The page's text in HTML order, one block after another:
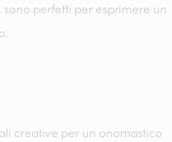
perfetti per esprimere un
creative per un onomastico